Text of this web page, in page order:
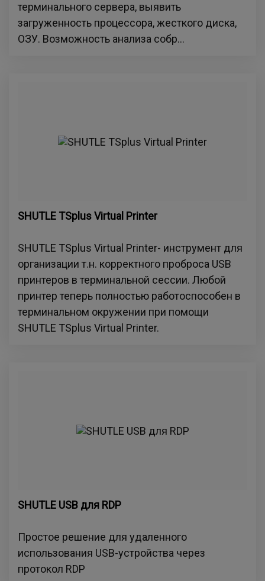
терминального сервера, выявить
загруженность процессора, жесткого диска,
ОЗУ. Возможность анализа собр...
SHUTLE TSplus Virtual Printer
SHUTLE TSplus Virtual Printer- инструмент для
организации т.н. корректного проброса USB
принтеров в терминальной сессии. Любой
принтер теперь полностью работоспособен в
терминальном окружении при помощи
SHUTLE TSplus Virtual Printer.
SHUTLE USB для RDP
Простое решение для удаленного
использования USB-устройства через
протокол RDP